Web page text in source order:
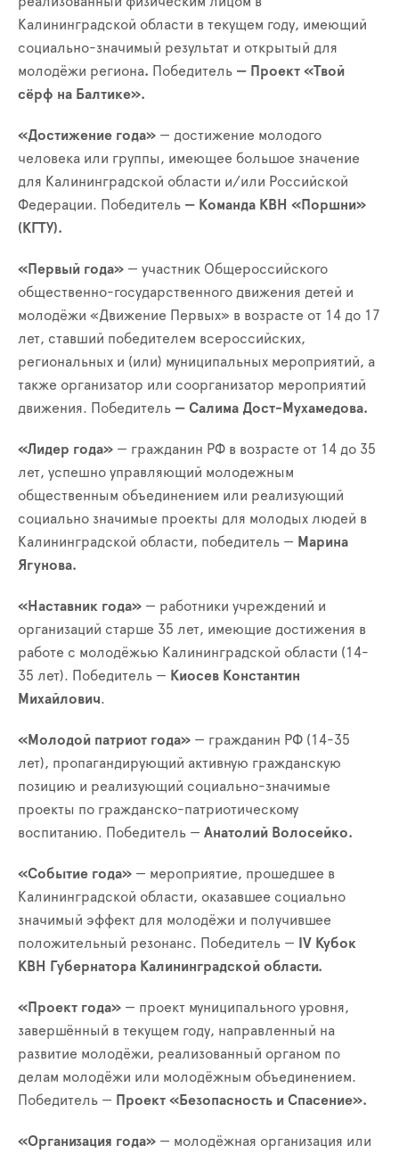
Калининградской области в текущем году, имеющий
социально-значимый результат и открытый для
молодёжи региона. Победитель — Проект «Твой
сёрф на Балтике».
«Достижение года» — достижение молодого
человека или группы, имеющее большое значение
для Калининградской области и/или Российской
Федерации. Победитель — Команда КВН «Поршни»
(КГТУ).
«Первый года» — участник Общероссийского
общественно-государственного движения детей и
молодёжи «Движение Первых» в возрасте от 14 до 17
лет, ставший победителем всероссийских,
региональных и (или) муниципальных мероприятий, а
также организатор или соорганизатор мероприятий
движения. Победитель — Салима Дост-Мухамедова.
«Лидер года» — гражданин РФ в возрасте от 14 до 35
лет, успешно управляющий молодежным
общественным объединением или реализующий
социально значимые проекты для молодых людей в
Калининградской области, победитель — Марина
Ягунова.
«Наставник года» — работники учреждений и
организаций старше 35 лет, имеющие достижения в
работе с молодёжью Калининградской области (14-
35 лет). Победитель — Киосев Константин
Михайлович.
«Молодой патриот года» — гражданин РФ (14-35
лет), пропагандирующий активную гражданскую
позицию и реализующий социально-значимые
проекты по гражданско-патриотическому
воспитанию. Победитель — Анатолий Волосейко.
«Событие года» — мероприятие, прошедшее в
Калининградской области, оказавшее социально
значимый эффект для молодёжи и получившее
положительный резонанс. Победитель —
IV Кубок
КВН Губернатора Калининградской области.
«Проект года» — проект муниципального уровня,
завершённый в текущем году, направленный на
развитие молодёжи, реализованный органом по
делам молодёжи или молодёжным объединением.
Победитель — Проект «Безопасность и Спасение».
«Организация года» — молодёжная организация или